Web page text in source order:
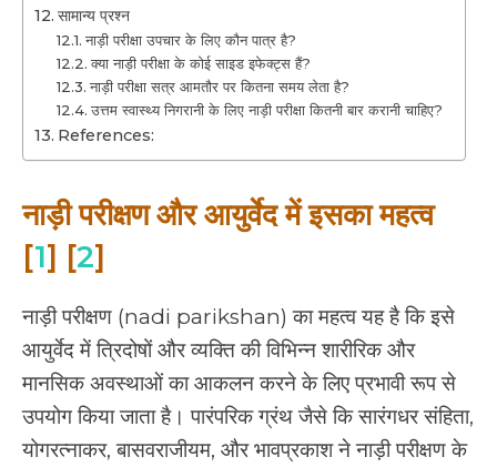
सामान्य प्रश्न
नाड़ी परीक्षा उपचार के लिए कौन पात्र है?
क्या नाड़ी परीक्षा के कोई साइड इफेक्ट्स हैं?
नाड़ी परीक्षा सत्र आमतौर पर कितना समय लेता है?
उत्तम स्वास्थ्य निगरानी के लिए नाड़ी परीक्षा कितनी बार करानी चाहिए?
References:
नाड़ी परीक्षण और आयुर्वेद में इसका महत्व
[1] [2]
नाड़ी परीक्षण (nadi parikshan) का महत्व यह है कि इसे
आयुर्वेद में त्रिदोषों और व्यक्ति की विभिन्न शारीरिक और
मानसिक अवस्थाओं का आकलन करने के लिए प्रभावी रूप से
उपयोग किया जाता है। पारंपरिक ग्रंथ जैसे कि सारंगधर संहिता,
योगरत्नाकर, बासवराजीयम, और भावप्रकाश ने नाड़ी परीक्षण के